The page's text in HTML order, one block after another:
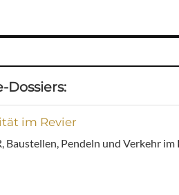
Dossiers:
im Revier
Baustellen, Pendeln und Verkehr